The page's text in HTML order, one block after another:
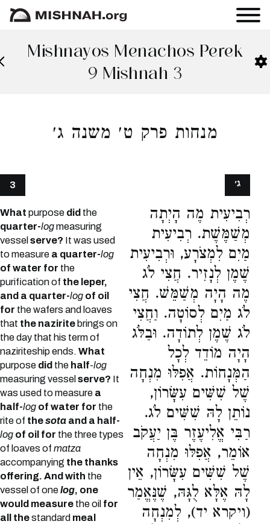
Mishnayos Menachos Perek
9 Mishnah 3
מנחות פרק ט׳ משנה ג׳
3
What purpose did the
quarter-logmeasuring
vessel serve? It was used
to measure a quarter-log
of water for the
purification of the leper,
and a quarter-log of oil
for the wafers and loaves
that the nazirite brings on
the day that his term of
naziriteship ends. What
purpose did the half-log
measuring vessel serve? It
was used to measure a
half-log of water for the
rite of thesota and a half-
log of oil for the three types
of loaves of matza
accompanying the thanks
offering. And with the
vessel of onelog, one
would measure the oil for
all thestandard meal
רְבִיעִית מֶה הָיְתָה
מְשַׁמֶּשֶׁת. רְבִיעִית
מַיִם לִמְצֹרָע, וּרְבִיעִית
שֶׁמֶן לְנָזִיר. חֲצִי לֹג
מֶה הָיָה מְשַׁמֵּשׁ. חֲצִי
לֹג מַיִם לְסוֹטָה. וַחֲצִי
לֹג שֶׁמֶן לְתוֹדָה. וּבַלֹּג
הָיָה מוֹדֵד לְכָל
הַמְּנָחוֹת. אֲפִלּוּ מִנְחָה
שֶׁל שִׁשִּׁים עִשָּׂרוֹן,
נוֹתֵן לָהּ שִׁשִּׁים לֹג.
רַבִּי אֱלִיעֶזֶר בֶּן יַעֲקֹב
אוֹמֵר, אֲפִלּוּ מִנְחָה
שֶׁל שִׁשִּׁים עִשָּׂרוֹן, אֵין
לָהּ אֶלָּא לֻגָּהּ, שֶׁנֶּאֱמַר
(ויקרא יד), לְמִנְחָה
ג׳